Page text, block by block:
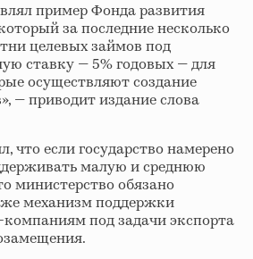
пример Фонда развития
за последние несколько
целевых займов под
ставку — 5% годовых — для
осуществляют создание
— приводит издание слова
что если государство намерено
малую и среднюю
министерство обязано
механизм поддержки
под задачи экспорта